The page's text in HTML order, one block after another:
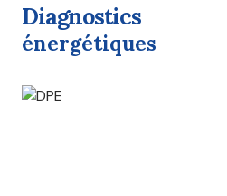
diagnostics
énergétiques